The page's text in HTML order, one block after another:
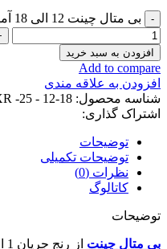
بی متال چینت 12 الی 18 آمپر سایز NXR-25 عدد
افزودن به سبد خرید
Add to compare
افزودن به علاقه مندی
شناسه محصول: -25 - 12-18
اشتراک گذاری:
توضیحات
توضیحات تکمیلی
نظرات (0)
کاتالوگ
توضیحات
بی متال چینت